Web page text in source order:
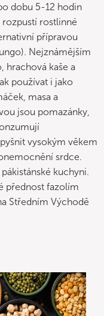
dobu 5-12 hodin
rostlinné
přípravou
Nejznámějším
hrachová kaše a
používat i jako
masa a
jsou pomazánky,
vysokým věkem
srdce.
kuchyni.
přednost fazolím
Středním Východě